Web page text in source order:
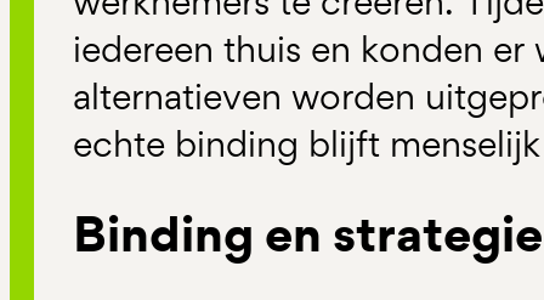
iedereen thuis en konden
alternatieven worden
echte binding blijft
Binding en strategie